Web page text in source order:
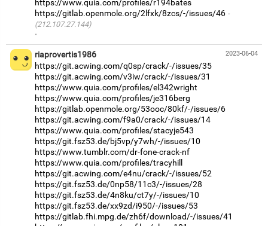
https://www.quia.com/profiles/r194bates
https://gitlab.openmole.org/2lfxk/8zcs/-/issues/46
(212.107.27.144)
·
2023-06-04
riaprovertis1986
https://git.acwing.com/q0sp/crack/-/issues/35
https://git.acwing.com/v3iw/crack/-/issues/31
https://www.quia.com/profiles/el342wright
https://www.quia.com/profiles/je316berg
https://gitlab.openmole.org/53ooc/80kf/-/issues/6
https://git.acwing.com/f9a0/crack/-/issues/14
https://www.quia.com/profiles/stacyje543
https://git.fsz53.de/bj5vp/y7wh/-/issues/10
https://www.tumblr.com/dr-fone-crack-nf
https://www.quia.com/profiles/tracyhill
https://git.acwing.com/e4nu/crack/-/issues/52
https://git.fsz53.de/0np58/11c3/-/issues/28
https://git.fsz53.de/4n8ku/ct7y/-/issues/10
https://git.fsz53.de/xx9zd/i950/-/issues/53
https://gitlab.fhi.mpg.de/zh6f/download/-/issues/41